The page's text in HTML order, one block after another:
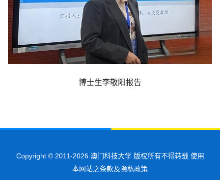
博士生李敬阳报告
Copyright © 2011-2026 澳门科技大学 版权所有不得转载 使用
本网站之条款及隐私政策